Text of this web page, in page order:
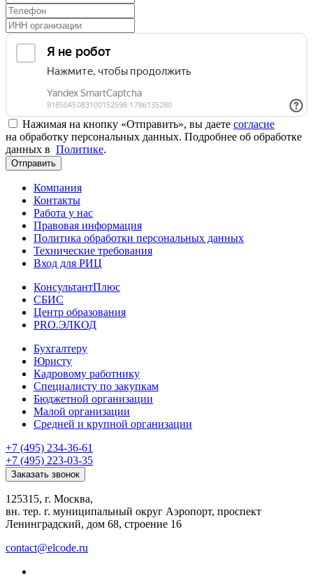
Нажимая на кнопку «Отправить», вы даете согласие
на обработку персональных данных. Подробнее об обработке
данных в Политике.
Отправить
Компания
Контакты
Работа у нас
Правовая информация
Политика обработки персональных данных
Технические требования
Вход для РИЦ
КонсультантПлюс
СБИС
Центр образования
PRO.ЭЛКОД
Бухгалтеру
Юристу
Кадровому работнику
Специалисту по закупкам
Бюджетной организации
Малой организации
Средней и крупной организации
+7 (495) 234-36-61
+7 (495) 223-03-35
Заказать звонок
125315, г. Москва,
вн. тер. г. муниципальный округ Аэропорт, проспект
Ленинградский, дом 68, строение 16
contact@elcode.ru